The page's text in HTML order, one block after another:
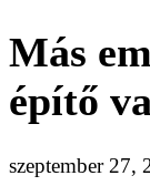
Más
építő
szeptember 27,